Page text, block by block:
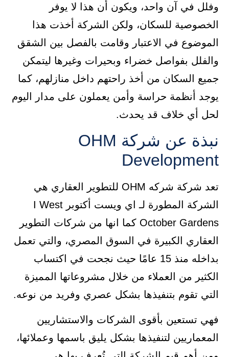
وفلل في آن واحد، ويكون أن هذا لا يوفر
الخصوصية للسكان، ولكن الشركة أخذت هذا
الموضوع في الاعتبار وقامت بالفصل بين الشقق
والفلل بفواصل خضراء وبحيرات وغيرها ليتمكن
جميع السكان من أخذ راحتهم داخل منازلهم، كما
يوجد أنظمة حراسة وأمن يعملون على مدار اليوم
لحل أي خلاف قد يحدث.
نبذة عن شركة OHM
Development
تعد شركة شركه OHM للتطوير العقاري هي
الشركة المطورة لـ اي ويست أكتوبر I West
October Gardens كما انها من شركات التطوير
العقاري الكبيرة في السوق المصري، والتي تعمل
بداخله منذ 15 عامًا حيث نجحت في اكتساب
الكثير من العملاء من خلال مشروعاتها المميزة
التي تقوم بتنفيذها بشكل عصري وفريد من نوعه.
فهي تستعين بأقوى الشركات والاستشاريين
المعماريين لتنفيذها بشكل يليق باسمها وعملائها،